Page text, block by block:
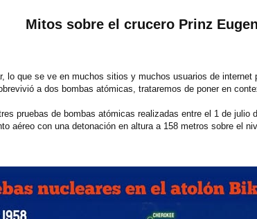
Mitos sobre el crucero Prinz
lo que se ve en muchos sitios y muchos usuarios de
a dos bombas atómicas, trataremos de poner en
pruebas de bombas atómicas realizadas entre el 1 de
aéreo con una detonación en altura a 158 metros sobre el